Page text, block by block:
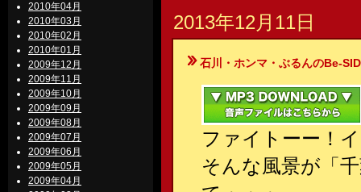
2010年04月
2010年03月
2010年02月
2010年01月
2009年12月
2009年11月
2009年10月
2009年09月
2009年08月
2009年07月
2009年06月
2009年05月
2009年04月
2013年12月11日
石川・ホンマ・ぶるんのBe-
ファイトーー！
そんな風景が「